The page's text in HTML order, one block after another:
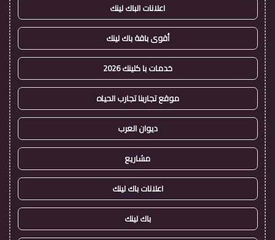
اعلانات الباك لينك
أقوى باقة باك لينك
خدمات با كلينك 2026
موقع تجاربنا تجارب الحياه
ديوان العرب
مشاريع
اعلانات باك لينك
باك لينك